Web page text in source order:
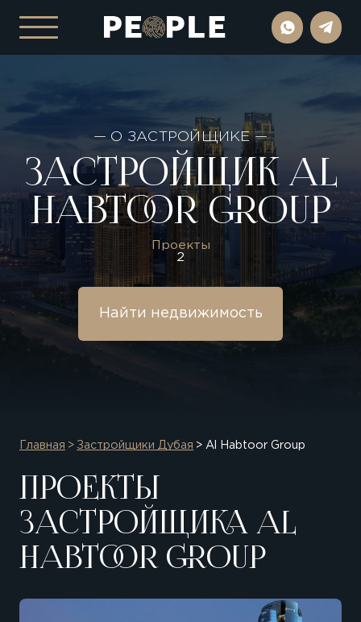
— О ЗАСТРОЙЩИКЕ —
ЗАСТРОЙЩИК AL
HABTOOR GROUP
Проекты
2
Найти недвижимость
Главная Застройщики Дубая Al Habtoor Group
ПРОЕКТЫ
ЗАСТРОЙЩИКА AL
HABTOOR GROUP